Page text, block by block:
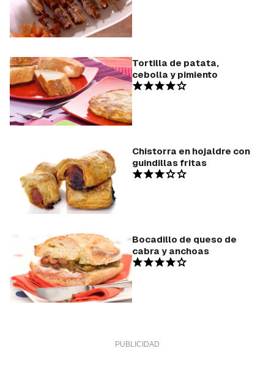
Tortilla de patata,
cebolla y pimiento
Chistorra en hojaldre con
guindillas fritas
Bocadillo de queso de
cabra y anchoas